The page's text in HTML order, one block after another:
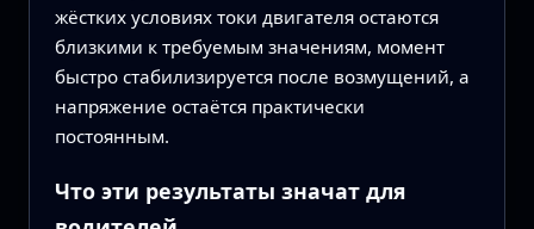
жёстких условиях токи двигателя остаются
близкими к требуемым значениям, момент
быстро стабилизируется после возмущений, а
напряжение остаётся практически
постоянным.
Что эти результаты значат для